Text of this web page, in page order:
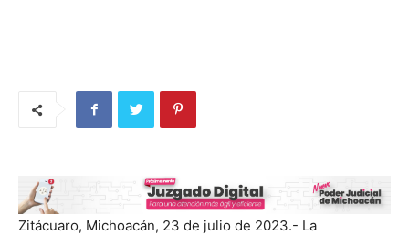
Zitácuaro, Michoacán, 23 de julio de 2023.- La